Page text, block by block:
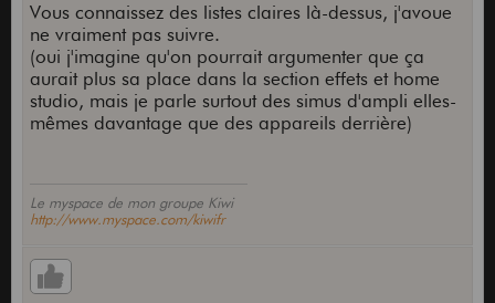
Vous connaissez des listes claires là-dessus, j'avoue
ne vraiment pas suivre.
(oui j'imagine qu'on pourrait argumenter que ça
aurait plus sa place dans la section effets et home
studio, mais je parle surtout des simus d'ampli elles-
mêmes davantage que des appareils derrière)
Le myspace de mon groupe Kiwi
http://www.myspace.com/kiwifr